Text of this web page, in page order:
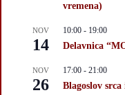
vremena)
NOV
14
10:00 - 19:00
Delavnica
NOV
26
17:00 - 21:00
Blagoslov